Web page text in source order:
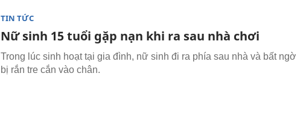
TIN TỨC
Nữ sinh 15 tuổi gặp nạn khi ra sau nhà chơi
Trong lúc sinh hoạt tại gia đình, nữ sinh đi ra phía sau nhà và bất ngờ
bị rắn tre cắn vào chân.